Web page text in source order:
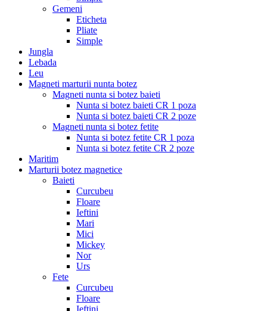
Gemeni
Eticheta
Pliate
Simple
Jungla
Lebada
Leu
Magneti marturii nunta botez
Magneti nunta si botez baieti
Nunta si botez baieti CR 1 poza
Nunta si botez baieti CR 2 poze
Magneti nunta si botez fetite
Nunta si botez fetite CR 1 poza
Nunta si botez fetite CR 2 poze
Maritim
Marturii botez magnetice
Baieti
Curcubeu
Floare
Ieftini
Mari
Mici
Mickey
Nor
Urs
Fete
Curcubeu
Floare
Ieftini